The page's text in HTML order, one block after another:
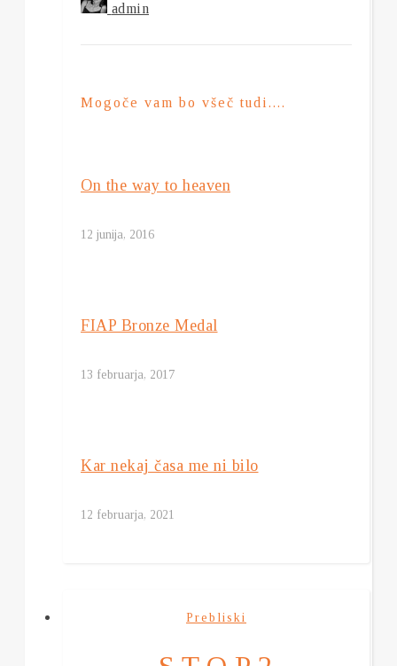
admin
Mogoče vam bo všeč tudi....
On the way to heaven
12 junija, 2016
FIAP Bronze Medal
13 februarja, 2017
Kar nekaj časa me ni bilo
12 februarja, 2021
Prebliski